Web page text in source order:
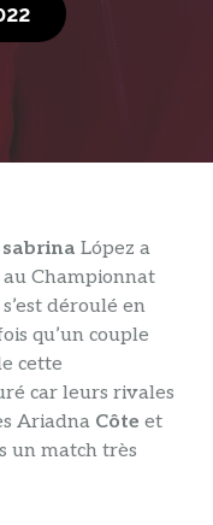
sabrina López a
Championnat
déroulé en
qu’un couple
cette
car leurs rivales
Ariadna Côte et
un match très